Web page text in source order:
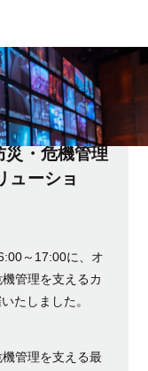
了
資料・動画
災・危機管理
ューショ
～17:00に、オ
管理を支えるカ
たしました。
管理を支える最